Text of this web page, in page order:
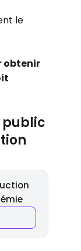
le
obtenir
public